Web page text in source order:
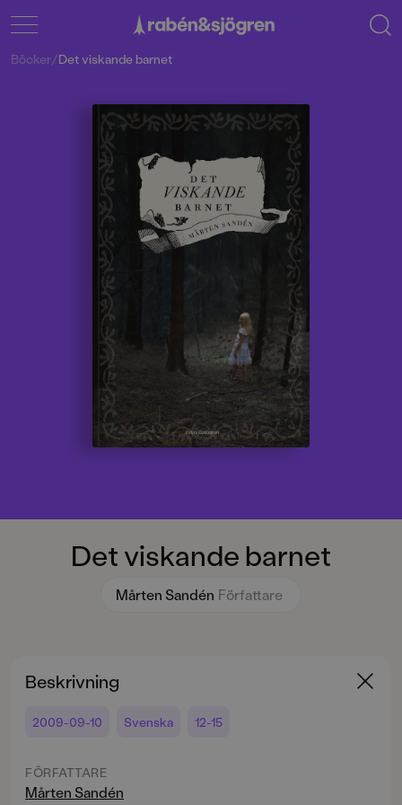
Det viskande barnet
Mårten Sandén Författare
Böcker/Det viskande barnet
Beskrivning
2009-09-10 Svenska 12-15
FÖRFATTARE
Mårten Sandén